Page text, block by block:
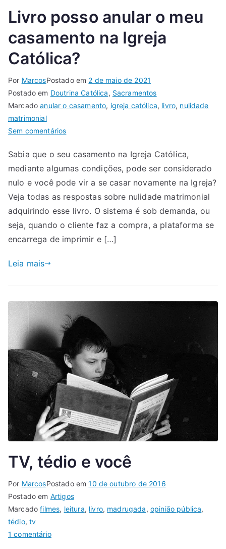
Livro posso anular o meu
casamento na Igreja
Católica?
Por MarcosPostado em 2 de maio de 2021
Postado em Doutrina Católica, Sacramentos
Marcadoanular o casamento, igreja católica, livro, nulidade
matrimonial
Sem comentários
Sabia que o seu casamento na Igreja Católica,
mediante algumas condições, pode ser considerado
nulo e você pode vir a se casar novamente na Igreja?
Veja todas as respostas sobre nulidade matrimonial
adquirindo esse livro. O sistema é sob demanda, ou
seja, quando o cliente faz a compra, a plataforma se
encarrega de imprimir e […]
Leia mais
TV, tédio e você
Por MarcosPostado em10 de outubro de 2016
Postado em Artigos
Marcadofilmes, leitura, livro, madrugada, opinião pública,
tédio,tv
1 comentário